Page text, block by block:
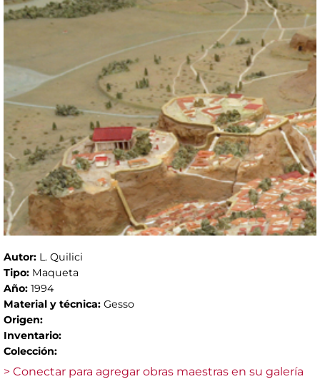
Autor: L. Quilici
Tipo: Maqueta
Año: 1994
Material y técnica: Gesso
Origen:
Inventario:
Colección:
> Conectar para agregar obras maestras en su galería